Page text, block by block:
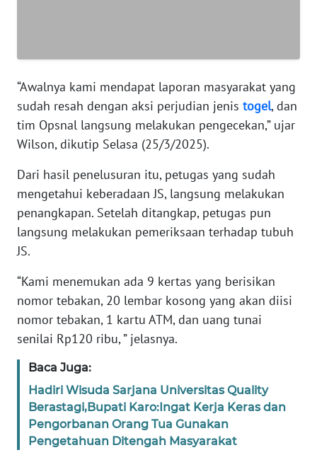
“Awalnya kami mendapat laporan masyarakat yang
sudah resah dengan aksi perjudian jenis togel, dan
tim Opsnal langsung melakukan pengecekan,” ujar
Wilson, dikutip Selasa (25/3/2025).
Dari hasil penelusuran itu, petugas yang sudah
mengetahui keberadaan JS, langsung melakukan
penangkapan. Setelah ditangkap, petugas pun
langsung melakukan pemeriksaan terhadap tubuh
JS.
“Kami menemukan ada 9 kertas yang berisikan
nomor tebakan, 20 lembar kosong yang akan diisi
nomor tebakan, 1 kartu ATM, dan uang tunai
senilai Rp120 ribu, ” jelasnya.
Baca Juga:
Hadiri Wisuda Sarjana Universitas Quality
Berastagi,Bupati Karo:Ingat Kerja Keras dan
Pengorbanan Orang Tua Gunakan
Pengetahuan Ditengah Masyarakat
NTT
WN
KEPRI
WN
PAPUA
WN
PAPUA
BARAT
WN
SERAMBI
WN
JAMBI